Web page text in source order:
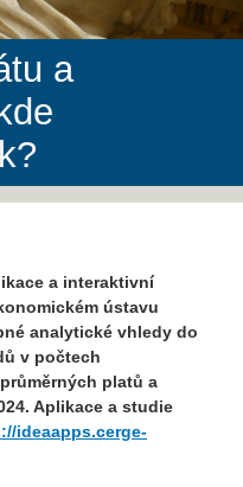
a
a interaktivní
ústavu
analytické vhledy do
v počtech
platů a
Aplikace a studie
ideaapps.cerge-